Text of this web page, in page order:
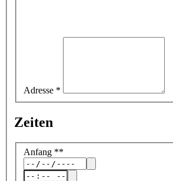
Adresse *
Zeiten
Anfang **